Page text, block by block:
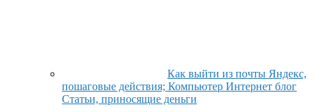
Как выйти из почты Яндекс,
пошаговые действия; Компьютер Интернет блог
Статьи, приносящие деньги